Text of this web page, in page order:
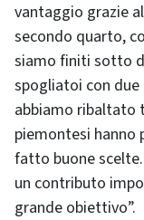
vantaggio grazie
secondo quarto,
siamo finiti sotto
spogliatoi con
abbiamo ribaltato
piemontesi hanno
fatto buone
un contributo
grande obiettivo”.